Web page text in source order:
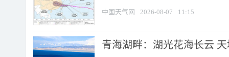
中国天气网 2026-08-07 11:15
青海湖畔：湖光花海长云